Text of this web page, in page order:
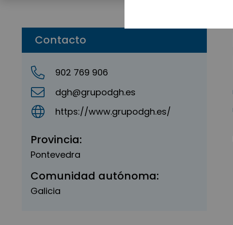
Contacto
902 769 906
dgh@grupodgh.es
https://www.grupodgh.es/
Provincia:
Pontevedra
Comunidad autónoma:
Galicia